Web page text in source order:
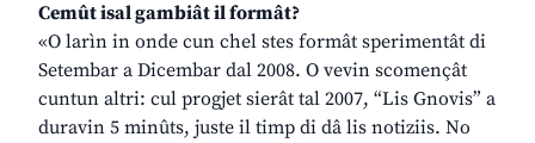
Cemût isal gambiât il formât?
«O larìn in onde cun chel stes formât sperimentât di
Setembar a Dicembar dal 2008. O vevin scomençât
cuntun altri: cul progjet sierât tal 2007, “Lis Gnovis” a
duravin 5 minûts, juste il timp di dâ lis notiziis. No